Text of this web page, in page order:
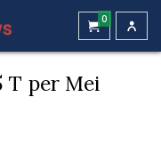
0
T per Mei